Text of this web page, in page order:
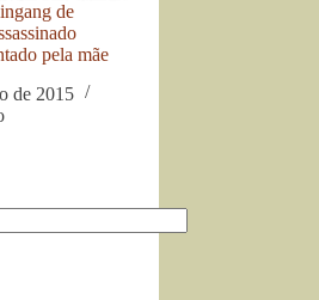
de
pela mãe
de 2015